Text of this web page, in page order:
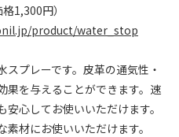
1,300円）
product/water_stop
プレーです。皮革の通気性・
果を与えることができます。速
心してお使いいただけます。
材にお使いいただけます。